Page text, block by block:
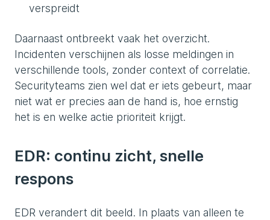
verspreidt
Daarnaast ontbreekt vaak het overzicht.
Incidenten verschijnen als losse meldingen in
verschillende tools, zonder context of correlatie.
Securityteams zien wel dat er iets gebeurt, maar
niet wat er precies aan de hand is, hoe ernstig
het is en welke actie prioriteit krijgt.
EDR: continu zicht, snelle
respons
EDR verandert dit beeld. In plaats van alleen te